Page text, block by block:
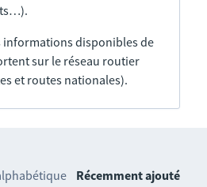
informations disponibles de
sur le réseau routier
et routes nationales).
Récemment ajouté